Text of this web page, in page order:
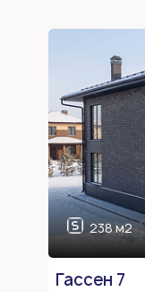
238 м2
Гассен 7